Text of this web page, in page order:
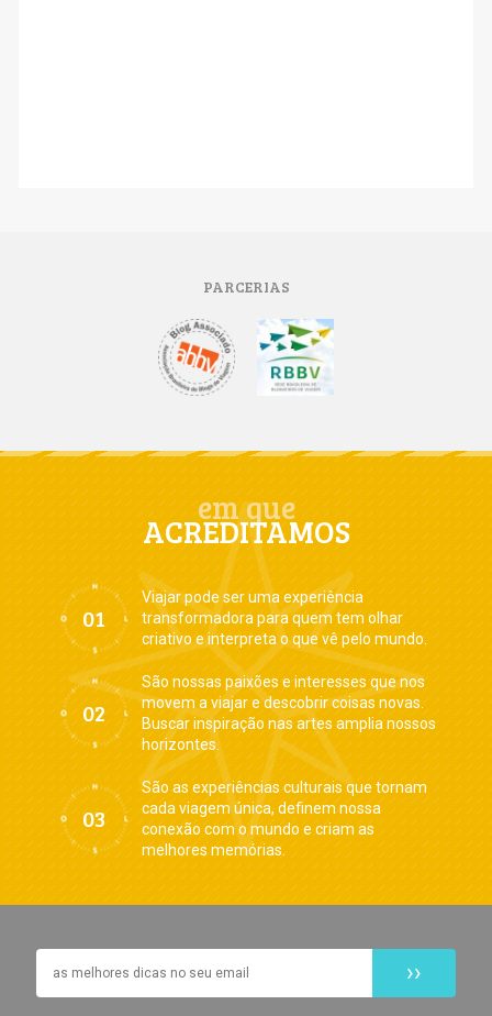
PARCERIAS
em que
ACREDITAMOS
Viajar pode ser uma experiência
transformadora para quem tem olhar
criativo e interpreta o que vê pelo mundo.
São nossas paixões e interesses que nos
movem a viajar e descobrir coisas novas.
Buscar inspiração nas artes amplia nossos
horizontes.
São as experiências culturais que tornam
cada viagem única, definem nossa
conexão com o mundo e criam as
melhores memórias.